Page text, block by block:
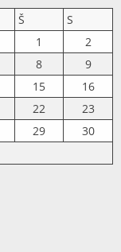
Š
S
1
2
8
9
15
16
22
23
29
30